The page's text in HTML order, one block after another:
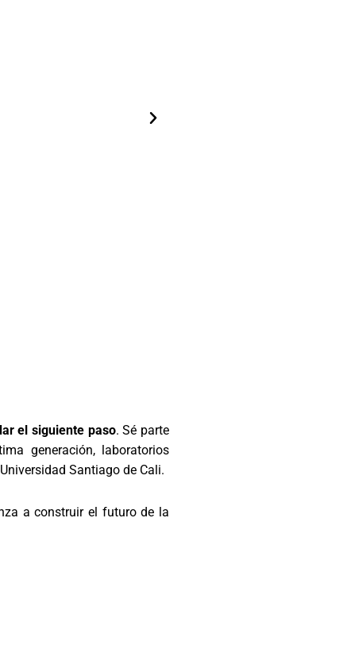
el siguiente paso. Sé parte
generación, laboratorios
Santiago de Cali.
a construir el futuro de la